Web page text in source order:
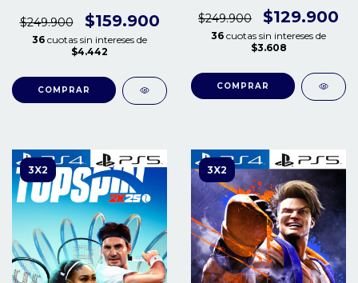
$249.900
$159.900
36 cuotas sin intereses de
$4.442
COMPRAR
$249.900 $129.900
36 cuotas sin intereses de
$3.608
COMPRAR
3X2 3X2